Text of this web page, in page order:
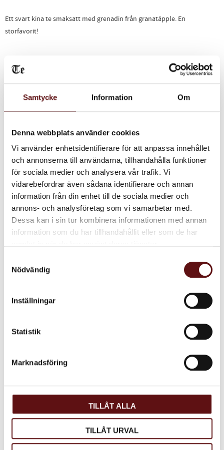
Samtycke Information Om
Denna webbplats använder cookies
Vi använder enhetsidentifierare för att anpassa innehållet
och annonserna till användarna, tillhandahålla funktioner
för sociala medier och analysera vår trafik. Vi
vidarebefordrar även sådana identifierare och annan
information från din enhet till de sociala medier och
annons- och analysföretag som vi samarbetar med.
Dessa kan i sin tur kombinera informationen med annan
information som du har tillhandahållit eller som de har
Nödvändig
Inställningar
Statistik
Marknadsföring
TILLÅT ALLA
TILLÅT URVAL
Ett svart kina te smaksatt med grenadin från granatäpple. En
storfavorit!
Dela med dig
Facebook
TwitterLinkedIn
Produktens betyg
Baserat på 3 betyg.
Du
Fick ett teprov på denna tidigare och blev helt förälskad i
Perfekt
Ett mycket gott the, har det alltid hemma!
Perfekt